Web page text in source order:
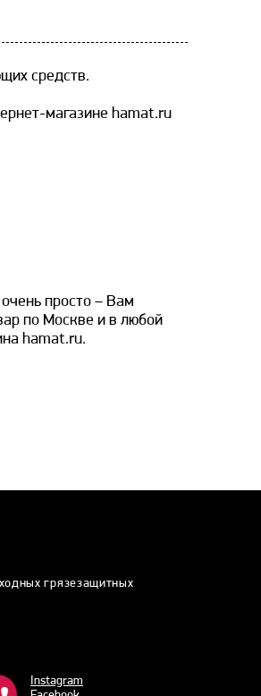
средств.
магазине hamat.ru
просто – Вам
по Москве и в любой
hamat.ru.
грязезащитных
Instagram